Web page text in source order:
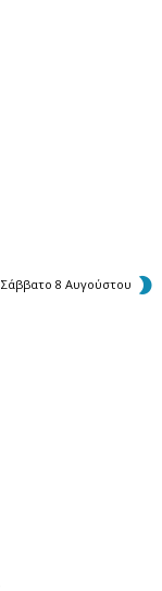
Σάββατο 8 Αυγούστου